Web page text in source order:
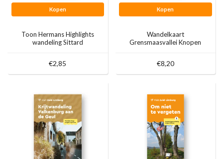
Kopen
Toon Hermans Highlights
wandeling Sittard
€2,85
Kopen
Wandelkaart
Grensmaasvallei Knopen
€8,20